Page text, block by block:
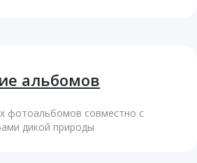
альбомов
фотоальбомов совместно с
дикой природы